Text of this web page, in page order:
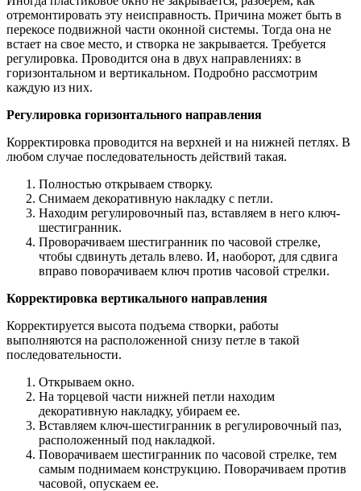
отремонтировать эту неисправность. Причина может быть в
перекосе подвижной части оконной системы. Тогда она не
встает на свое место, и створка не закрывается. Требуется
регулировка. Проводится она в двух направлениях: в
горизонтальном и вертикальном. Подробно рассмотрим
каждую из них.
Регулировка горизонтального направления
Корректировка проводится на верхней и на нижней петлях. В
любом случае последовательность действий такая.
Полностью открываем створку.
Снимаем декоративную накладку с петли.
Находим регулировочный паз, вставляем в него ключ-
шестигранник.
Проворачиваем шестигранник по часовой стрелке,
чтобы сдвинуть деталь влево. И, наоборот, для сдвига
вправо поворачиваем ключ против часовой стрелки.
Корректировка вертикального направления
Корректируется высота подъема створки, работы
выполняются на расположенной снизу петле в такой
последовательности.
Открываем окно.
На торцевой части нижней петли находим
декоративную накладку, убираем ее.
Вставляем ключ-шестигранник в регулировочный паз,
расположенный под накладкой.
Поворачиваем шестигранник по часовой стрелке, тем
самым поднимаем конструкцию. Поворачиваем против
часовой, опускаем ее.